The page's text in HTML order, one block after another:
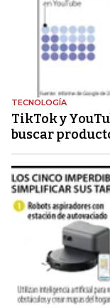
TECNOLOGÍA
TikTok y
buscar